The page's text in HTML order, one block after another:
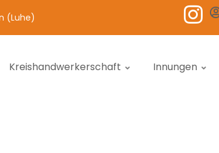
(Luhe)
Kreishandwerkerschaft Innungen